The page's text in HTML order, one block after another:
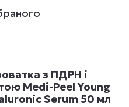
з ПДРН і
Medi-Peel Young
Serum 50 мл